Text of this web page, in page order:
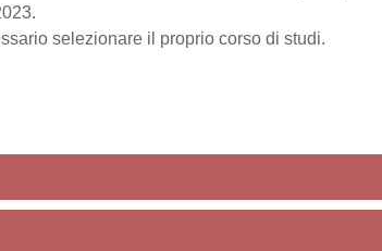
selezionare il proprio corso di studi.